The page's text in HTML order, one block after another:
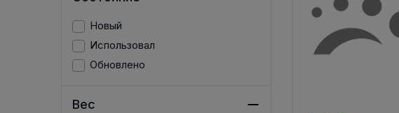
Новый
Использовал
Обновлено
Вес